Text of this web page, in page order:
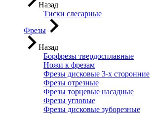
Назад
Тиски слесарные
Фрезы
Назад
Борфрезы твердосплавные
Ножи к фрезам
Фрезы дисковые 3-х сторонние
Фрезы отрезные
Фрезы торцевые насадные
Фрезы угловые
Фрезы дисковые зуборезные